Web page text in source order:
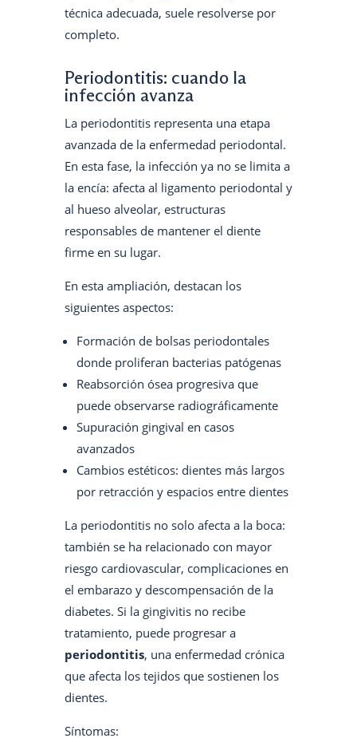
técnica adecuada, suele resolverse por
completo.
Periodontitis: cuando la
infección avanza
La periodontitis representa una etapa
avanzada de la enfermedad periodontal.
En esta fase, la infección ya no se limita a
la encía: afecta al ligamento periodontal y
al hueso alveolar, estructuras
responsables de mantener el diente
firme en su lugar.
En esta ampliación, destacan los
siguientes aspectos:
Formación de bolsas periodontales
donde proliferan bacterias patógenas
Reabsorción ósea progresiva que
puede observarse radiográficamente
Supuración gingival en casos
avanzados
Cambios estéticos: dientes más largos
por retracción y espacios entre dientes
La periodontitis no solo afecta a la boca:
también se ha relacionado con mayor
riesgo cardiovascular, complicaciones en
el embarazo y descompensación de la
diabetes. Si la gingivitis no recibe
tratamiento, puede progresar a
periodontitis, una enfermedad crónica
que afecta los tejidos que sostienen los
dientes.
Síntomas: